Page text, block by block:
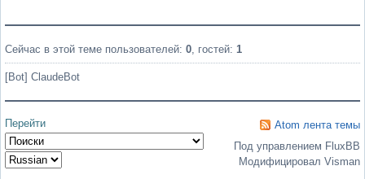
Сейчас в этой теме пользователей: 0, гостей: 1
[Bot] ClaudeBot
Перейти
Atom лента темы
Под управлением FluxBB
Модифицировал Visman